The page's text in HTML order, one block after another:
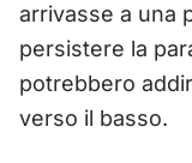
arrivasse a una
persistere la
potrebbero
verso il basso.